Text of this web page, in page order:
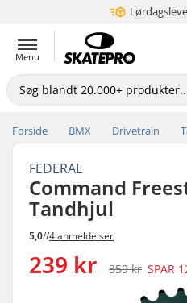
5+
Menu
Forside BMX Drivetrain
FEDERAL
Command
Tandhjul
5,0//4 anmeldelser
239 kr 359 kr SPAR